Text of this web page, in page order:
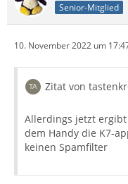
Senior-Mitglied
10. November 2022 um
Zitat von
Allerdings jetzt
dem Handy die K7-
keinen Spamfilter